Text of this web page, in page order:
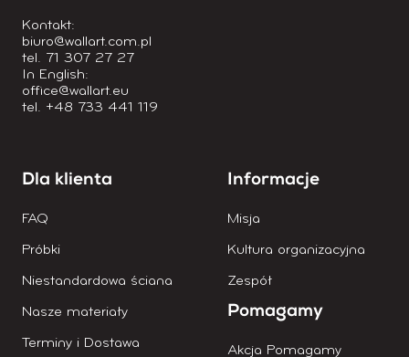
Kontakt:
biuro@wallart.com.pl
tel. 71 307 27 27
In English:
office@wallart.eu
tel. +48 733 441 119
Dla klienta
FAQ
Próbki
Niestandardowa ściana
Nasze materiały
Terminy i Dostawa
Informacje
Misja
Kultura organizacyjna
Zespół
Pomagamy
Akcja Pomagamy